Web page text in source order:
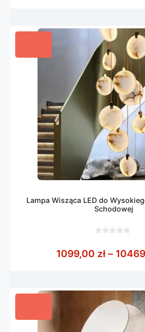
Lampa Wisząca LED do
Schodowej
5
1099,00 zł –